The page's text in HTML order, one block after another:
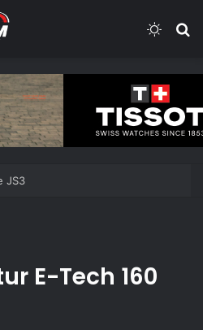
JS3
E-Tech 160